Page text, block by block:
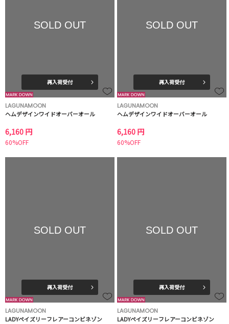
SOLD OUT
再入荷受付
LAGUNAMOON
ヘムデザインワイドオーバーオール
6,160 円
60%OFF
SOLD OUT
再入荷受付
LAGUNAMOON
ヘムデザインワイドオーバーオール
6,160 円
60%OFF
SOLD OUT
再入荷受付
LAGUNAMOON
LADYペイズリーフレアーコンビネゾン
SOLD OUT
再入荷受付
LAGUNAMOON
LADYペイズリーフレアーコンビネゾン